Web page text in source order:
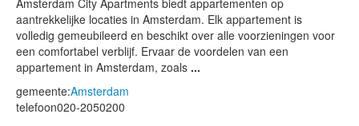
aantrekkelijke locaties in Amsterdam. Elk appartement is
volledig gemeubileerd en beschikt over alle voorzieningen voor
een comfortabel verblijf. Ervaar de voordelen van een
appartement in Amsterdam, zoals ...
gemeente:Amsterdam
telefoon020-2050200